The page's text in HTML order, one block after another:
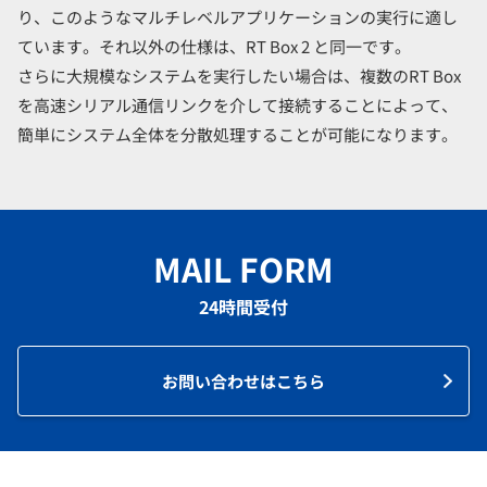
り、このようなマルチレベルアプリケーションの実行に適し
ています。それ以外の仕様は、RT Box 2 と同一です。
さらに大規模なシステムを実行したい場合は、複数のRT Box
を高速シリアル通信リンクを介して接続することによって、
簡単にシステム全体を分散処理することが可能になります。
MAIL FORM
24時間受付
お問い合わせはこちら